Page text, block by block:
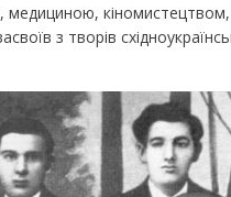
медициною,
з творів